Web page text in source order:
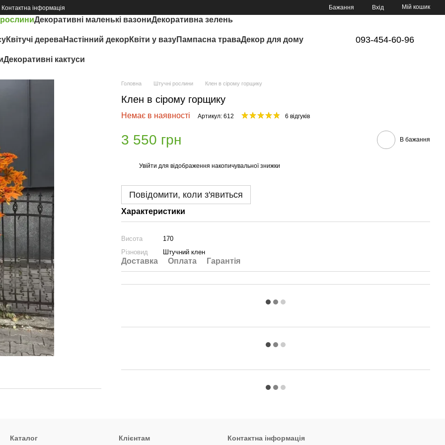
Контактна інформація Бажання Вхід Мій кошик
Декоративні маленькі вазониДекоративна зелень
Квітучі дереваНастінний декор Квіти у вазуПампасна траваДекор для дому
Декоративні кактуси
093-454-60-96
Головна Штучні рослини Клен в сірому горщику
Клен в сірому горщику
Немає в наявності Артикул: 612 6 відгуків
3 550 грн В бажання
Увійти для відображення накопичувальної знижки
Повідомити, коли з'явиться
Характеристики
Висота
170
Різновид
Штучний клен
Доставка Оплата Гарантія
Каталог Клієнтам Контактна інформація